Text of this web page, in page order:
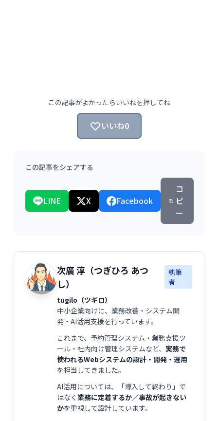
この記事がよかったらいいねを押してね
いいね0
この記事をシェアする
LINE X Facebook
コ
ピ
ー
次廣 淳（つぎひろ あつ
し）
執筆
者
tugilo（ツギロ）
中小企業向けに、業務改善・システム開
発・AI活用支援を行っています。
これまで、予約管理システム・業務支援ツ
ール・社内向け管理システムなど、 実務で
使われるWebシステムの設計・開発・運用
を担当してきました。
AI活用については、「導入して終わり」で
はなく 業務に定着するか／事故が起きない
かを重視して設計しています。